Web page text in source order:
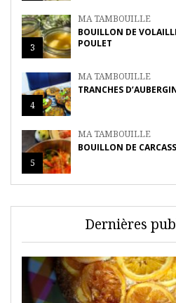
3
MA TAMBOUILLE
BOUILLON DE
POULET
4
MA TAMBOUILLE
TRANCHES
5
MA TAMBOUILLE
BOUILLON DE
Dernières